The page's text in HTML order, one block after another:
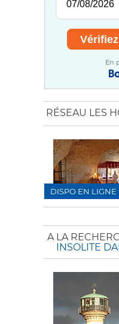
En
RÉSEAU LES
DISPO EN LIGNE
A LA
INSOLITE